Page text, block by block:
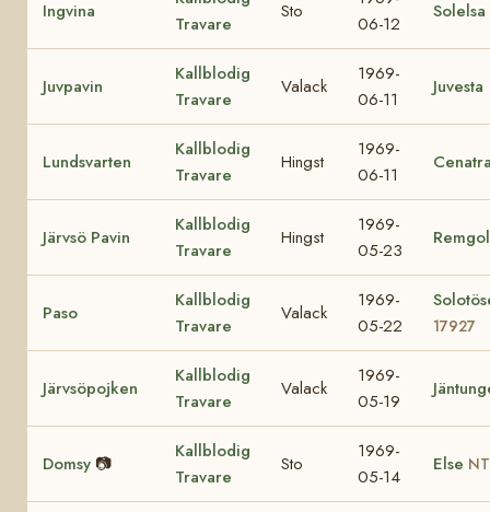
Ingvina
Travare
Sto
06-12
Solelsa
Juvpavin
Kallblodig
Travare
Valack
1969-
06-11
Juvesta
Lundsvarten
Kallblodig
Travare
Hingst
1969-
06-11
Järvsö Pavin
Kallblodig
Travare
Hingst
1969-
05-23
Paso
Kallblodig
Travare
Valack
1969-
05-22
17927
Järvsöpojken
Kallblodig
Travare
Valack
1969-
05-19
Domsy 📷
Kallblodig
Travare
Sto
1969-
05-14
Else